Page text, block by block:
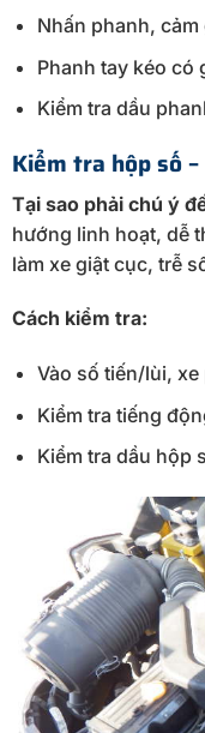
Nhấn phanh,
Phanh tay kéo có
Kiểm tra dầu
Kiểm tra hộp số
Tại sao phải chú ý
hướng linh hoạt, dễ
làm xe giật cục, trễ
Cách kiểm tra:
Vào số tiến/lùi,
Kiểm tra tiếng
Kiểm tra dầu hộp